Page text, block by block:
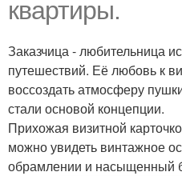
квартиры.
Заказчица - любительница
путешествий. Её любовь к
воссоздать атмосферу
стали основой концепции.
Прихожая визитной
можно увидеть винтажное
обрамлении и насыщенный